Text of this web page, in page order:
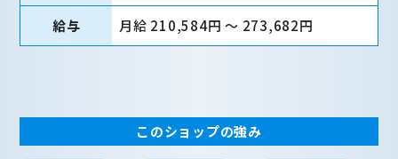
給与 月給 210,584円 〜 273,682円
このショップの強み